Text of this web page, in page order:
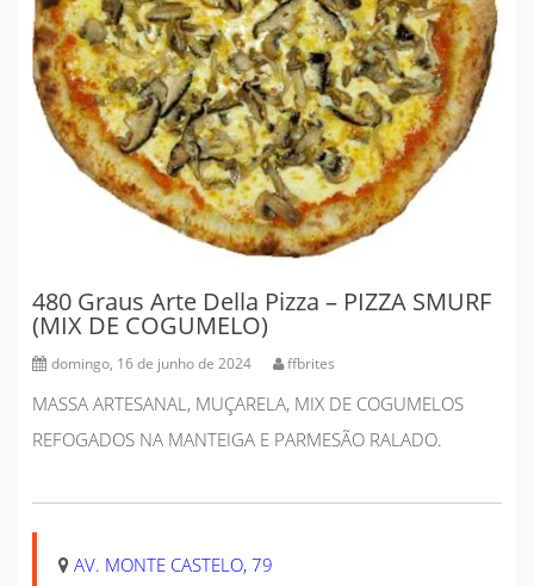
480 Graus Arte Della Pizza – PIZZA SMURF
(MIX DE COGUMELO)
domingo, 16 de junho de 2024 ffbrites
MASSA ARTESANAL, MUÇARELA, MIX DE COGUMELOS
REFOGADOS NA MANTEIGA E PARMESÃO RALADO.
AV. MONTE CASTELO, 79